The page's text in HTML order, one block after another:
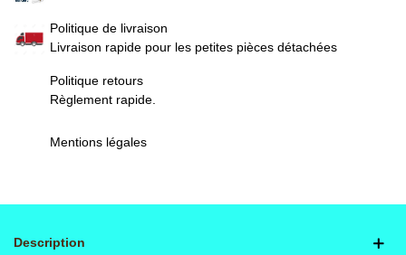
Politique de livraison
Livraison rapide pour les petites pièces détachées
Politique retours
Règlement rapide.
Mentions légales
Description